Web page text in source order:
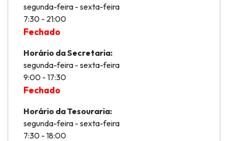
segunda-feira - sexta-feira
7:30 - 21:00
Fechado
Horário da Secretaria:
segunda-feira - sexta-feira
9:00 - 17:30
Fechado
Horário da Tesouraria:
segunda-feira - sexta-feira
7:30 - 18:00